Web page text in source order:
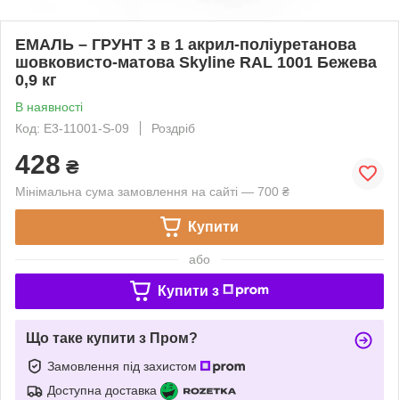
ЕМАЛЬ – ГРУНТ 3 в 1 акрил-поліуретанова
шовковисто-матова Skyline RAL 1001 Бежева
0,9 кг
В наявності
Код: E3-11001-S-09
Роздріб
428 ₴
Мінімальна сума замовлення на сайті — 700 ₴
Купити
або
Купити з
Що таке купити з Пром?
Замовлення під захистом
Доступна доставка